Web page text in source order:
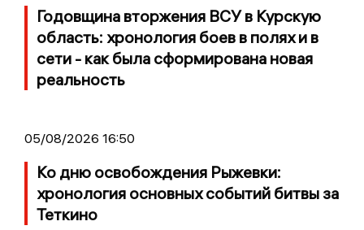
Годовщина вторжения ВСУ в Курскую
область: хронология боев в полях и в
сети - как была сформирована новая
реальность
05/08/2026 16:50
Ко дню освобождения Рыжевки:
хронология основных событий битвы за
Теткино